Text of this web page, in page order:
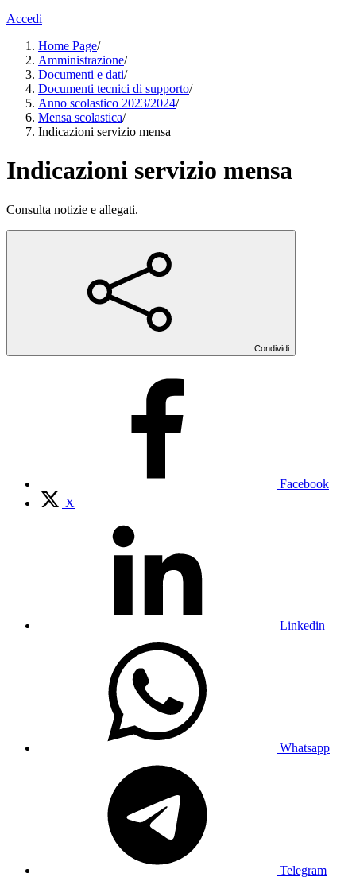
Accedi
Home Page/
Amministrazione/
Documenti e dati/
Documenti tecnici di supporto/
Anno scolastico 2023/2024/
Mensa scolastica/
Indicazioni servizio mensa
Indicazioni servizio mensa
Consulta notizie e allegati.
Condividi
Facebook
X
Linkedin
Whatsapp
Telegram